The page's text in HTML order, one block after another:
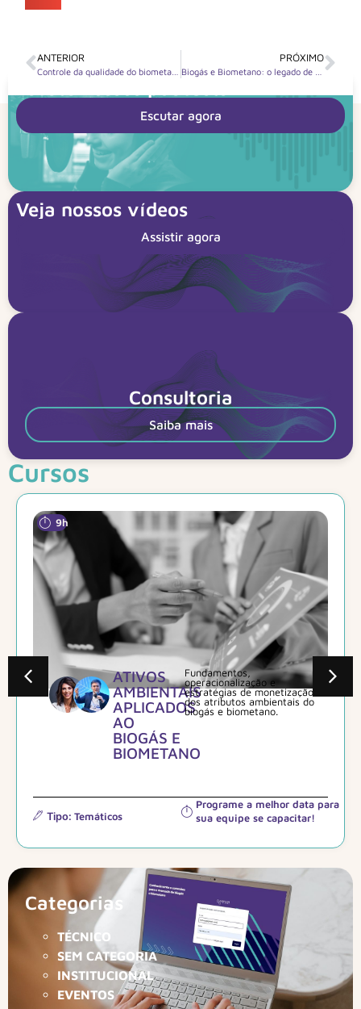
ANTERIOR PRÓXIMO
Escutar agora
Veja nossos vídeos
Assistir agora
Consultoria
Saiba mais
Cursos
9h
ATIVOS
AMBIENTAIS
APLICADOS
AO
BIOGÁS E
BIOMETANO
Fundamentos,
operacionalização e
estratégias de monetização
dos atributos ambientais do
biogás e biometano.
Tipo:Temáticos
Programe a melhor data para
sua equipe se capacitar!
Categorias
TÉCNICO
SEM CATEGORIA
INSTITUCIONAL
EVENTOS